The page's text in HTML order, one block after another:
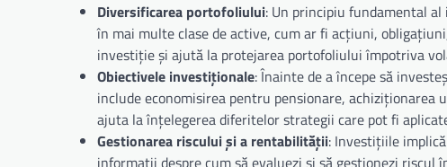
Diversificarea portofoliului: Un principiu fundamental
în mai multe clase de active, cum ar fi acțiuni,
investiție și ajută la protejarea portofoliului împotriva
Obiectivele investiționale: Înainte de a începe să
include economisirea pentru pensionare,
ajuta la înțelegerea diferitelor strategii care pot fi
Gestionarea riscului și a rentabilității: Investițiile
informații despre cum să evaluezi și să gestionezi